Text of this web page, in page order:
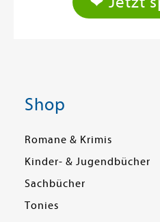
Shop
Romane & Krimis
Kinder- & Jugendbücher
Sachbücher
Tonies